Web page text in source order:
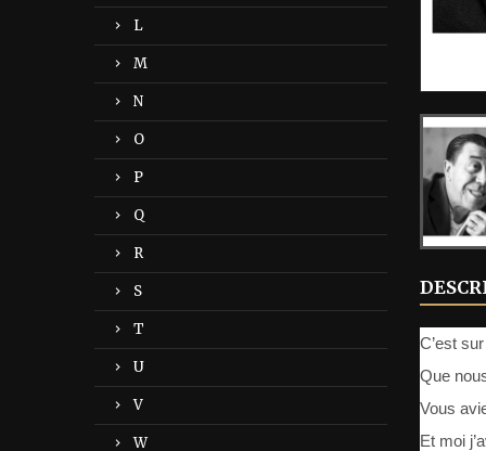
L
M
N
O
P
Q
R
S
T
U
V
W
C’est
Que
Vous
Et moi